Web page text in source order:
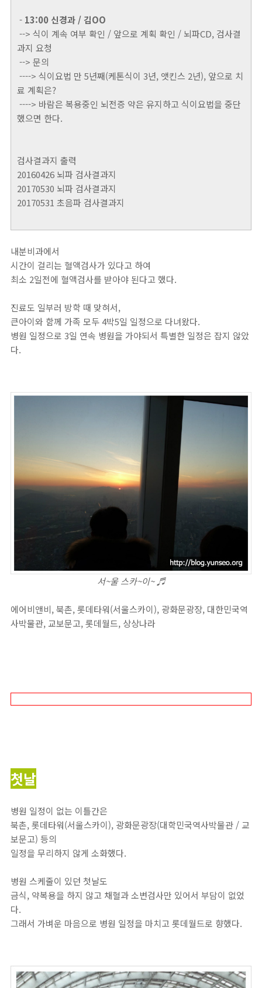
- 13:00 신경과 / 김OO
--> 식이 계속 여부 확인 / 앞으로 계획 확인 / 뇌파CD, 검사결
과지 요청
--> 문의
----> 식이요법 만 5년째(케톤식이 3년, 앳킨스 2년), 앞으로 치
료 계획은?
----> 바람은 복용중인 뇌전증 약은 유지하고 식이요법을 중단
했으면 한다.
검사결과지 출력
20160426 뇌파 검사결과지
20170530 뇌파 검사결과지
20170531 초음파 검사결과지
내분비과에서
시간이 걸리는 혈액검사가 있다고 하여
최소 2일전에 혈액검사를 받아야 된다고 했다.
진료도 일부러 방학 때 맞혀서,
큰아이와 함께 가족 모두 4박5일 일정으로 다녀왔다.
병원 일정으로 3일 연속 병원을 가야되서 특별한 일정은 잡지 않았
다.
서~울 스카~이~ ♬
에어비앤비, 북촌, 롯데타워(서울스카이), 광화문광장, 대한민국역
사박물관, 교보문고, 롯데월드, 상상나라
첫날
병원 일정이 없는 이틀간은
북촌, 롯데타워(서울스카이), 광화문광장(대학민국역사박물관 / 교
보문고) 등의
일정을 무리하지 않게 소화했다.
병원 스케줄이 있던 첫날도
금식, 약복용을 하지 않고 채혈과 소변검사만 있어서 부담이 없었
다.
그래서 가벼운 마음으로 병원 일정을 마치고 롯데월드로 향했다.